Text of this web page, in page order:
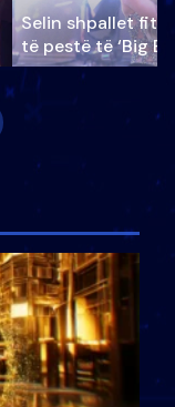
Selin shpallet
të pestë të ‘Big